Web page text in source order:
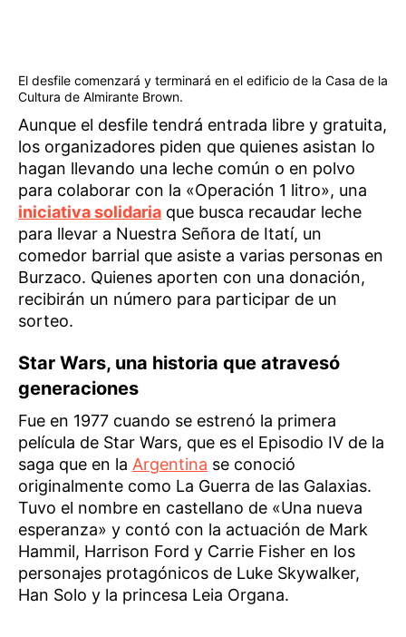
El desfile comenzará y terminará en el edificio de la Casa de la
Cultura de Almirante Brown.
Aunque el desfile tendrá entrada libre y gratuita,
los organizadores piden que quienes asistan lo
hagan llevando una leche común o en polvo
para colaborar con la «Operación 1 litro», una
iniciativa solidaria que busca recaudar leche
para llevar a Nuestra Señora de Itatí, un
comedor barrial que asiste a varias personas en
Burzaco. Quienes aporten con una donación,
recibirán un número para participar de un
sorteo.
Star Wars, una historia que atravesó
generaciones
Fue en 1977 cuando se estrenó la primera
película de Star Wars, que es el Episodio IV de la
saga que en la Argentina se conoció
originalmente como La Guerra de las Galaxias.
Tuvo el nombre en castellano de «Una nueva
esperanza» y contó con la actuación de Mark
Hammil, Harrison Ford y Carrie Fisher en los
personajes protagónicos de Luke Skywalker,
Han Solo y la princesa Leia Organa.